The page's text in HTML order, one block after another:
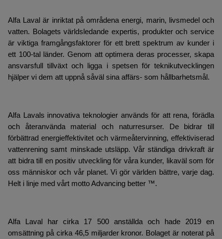
Alfa Laval är inriktat på områdena energi, marin, livsmedel och
vatten. Bolagets världsledande expertis, produkter och service
är viktiga framgångsfaktorer för ett brett spektrum av kunder i
ett 100-tal länder. Genom att optimera deras processer, skapa
ansvarsfull tillväxt och ligga i spetsen för teknikutvecklingen
hjälper vi dem att uppnå såväl sina affärs- som hållbarhetsmål.
Alfa Lavals innovativa teknologier används för att rena, förädla
och återanvända material och naturresurser. De bidrar till
förbättrad energieffektivitet och värmeåtervinning, effektiviserad
vattenrening samt minskade utsläpp. Vår ständiga drivkraft är
att bidra till en positiv utveckling för våra kunder, likaväl som för
oss människor och vår planet. Vi gör världen bättre, varje dag.
Helt i linje med vårt motto Advancing better ™.
Alfa Laval har cirka 17 500 anställda och hade 2019 en
omsättning på cirka 46,5 miljarder kronor. Bolaget är noterat på